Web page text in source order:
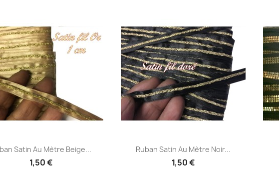
Aperçu rapide
Satin Au Mètre Beige...
1,50 €
Aperçu rapide
Ruban Satin Au Mètre Noir...
1,50 €